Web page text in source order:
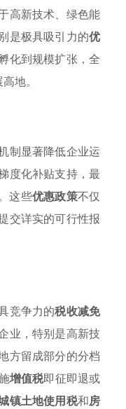
高新技术、绿色能
是极具吸引力的优
化到规模扩张，全
地。
制显著降低企业运
度化补贴支持，最
这些优惠政策不仅
交详实的可行性报
竞争力的税收减免
业，特别是高新技
方留成部分的分档
增值税即征即退或
镇土地使用税和房